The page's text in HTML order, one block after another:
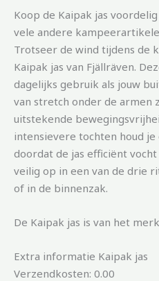
Koop de Kaipak jas
vele andere
Trotseer de wind tijdens de
Kaipak jas van Fjällräven.
dagelijks gebruik als jouw
van stretch onder de armen
uitstekende
intensievere tochten houd
doordat de jas efficiënt
veilig op in een van de drie
of in de binnenzak.
De Kaipak jas is van het
Extra informatie Kaipak jas
Verzendkosten: 0.00